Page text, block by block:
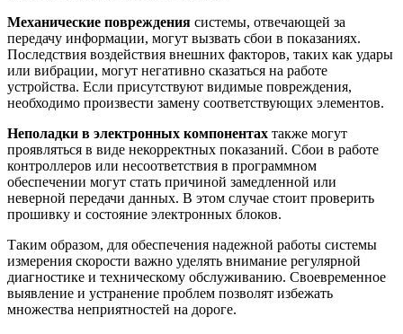
Механические повреждения системы, отвечающей за
передачу информации, могут вызвать сбои в показаниях.
Последствия воздействия внешних факторов, таких как удары
или вибрации, могут негативно сказаться на работе
устройства. Если присутствуют видимые повреждения,
необходимо произвести замену соответствующих элементов.
Неполадки в электронных компонентах также могут
проявляться в виде некорректных показаний. Сбои в работе
контроллеров или несоответствия в программном
обеспечении могут стать причиной замедленной или
неверной передачи данных. В этом случае стоит проверить
прошивку и состояние электронных блоков.
Таким образом, для обеспечения надежной работы системы
измерения скорости важно уделять внимание регулярной
диагностике и техническому обслуживанию. Своевременное
выявление и устранение проблем позволят избежать
множества неприятностей на дороге.